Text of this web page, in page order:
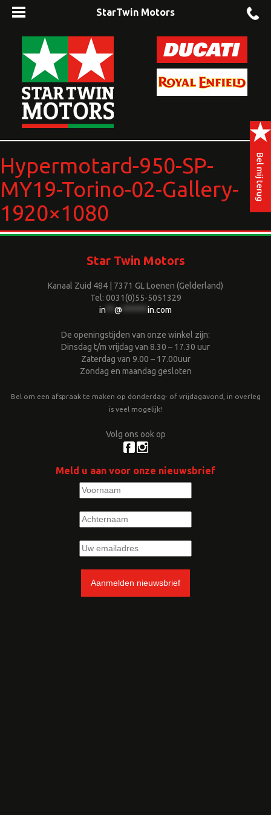
StarTwin Motors
Hypermotard-950-SP-
MY19-Torino-02-Gallery-
1920×1080
Star Twin Motors
Kanaal Zuid 484 | 7371 GL Loenen (Gelderland)
Tel: 0031(0)55-5051329
in
@ in.com
De openingstijden van onze winkel zijn:
Dinsdag t/m vrijdag van 8.30 – 17.30 uur
Zaterdag van 9.00 – 17.00uur
Zondag en maandag gesloten
Bel om een afspraak te maken op donderdag- of vrijdagavond, in overleg
is veel mogelijk!
Volg ons ook op
Meld u aan voor onze nieuwsbrief